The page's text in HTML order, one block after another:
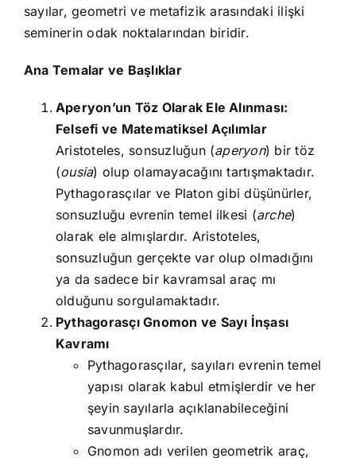
sayılar, geometri ve metafizik arasındaki ilişki
seminerin odak noktalarından biridir.
Ana Temalar ve Başlıklar
Aperyon’un Töz Olarak Ele Alınması:
Felsefi ve Matematiksel Açılımlar
Aristoteles, sonsuzluğun (aperyon) bir töz
(ousia) olup olamayacağını tartışmaktadır.
Pythagorasçılar ve Platon gibi düşünürler,
sonsuzluğu evrenin temel ilkesi (arche)
olarak ele almışlardır. Aristoteles,
sonsuzluğun gerçekte var olup olmadığını
ya da sadece bir kavramsal araç mı
olduğunu sorgulamaktadır.
Pythagorasçı Gnomon ve Sayı İnşası
Kavramı
Pythagorasçılar, sayıları evrenin temel
yapısı olarak kabul etmişlerdir ve her
şeyin sayılarla açıklanabileceğini
savunmuşlardır.
Gnomon adı verilen geometrik araç,